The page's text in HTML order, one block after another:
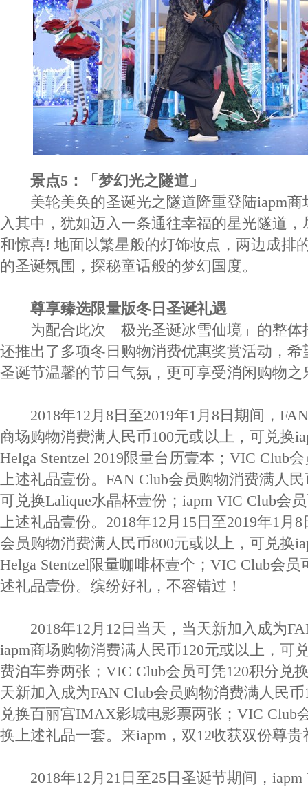
景点5：「梦幻光之隧道」
美轮美奂的圣诞光之隧道隆重登陆iapm商
入其中，犹如迈入一条通往幸福的星光隧道
和惊喜! 地面以繁星般的灯饰妆点，两边成排
的圣诞氛围，探秘童话般的梦幻国度。
尊享臻选限量版冬日圣诞礼遇
为配合此次「极光圣诞冰雪仙境」的整体
还推出了多项冬日购物消费优惠奖赏活动，
圣诞节温馨的节日气氛，更可享受消闲购物之
2018年12月8日至2019年1月8日期间，
商场购物消费满人民币100元或以上，可兑换
Helga Stentzel 2019限量台历壹本；VIC Club
上述礼品壹份。FAN Club会员购物消费满人
可兑换Lalique水晶杯壹份；iapm VIC Club会
上述礼品壹份。2018年12月15日至2019年1月
会员购物消费满人民币800元或以上，可兑换
Helga Stentzel限量咖啡杯壹个；VIC Club会员
述礼品壹份。缤纷好礼，不容错过！
2018年12月12日当天，当天新加入成为
iapm商场购物消费满人民币120元或以上，可
费泊车券两张；VIC Club会员可凭120积分兑
天新加入成为FAN Club会员购物消费满人民
兑换百丽宫IMAX影城电影票两张；VIC Club
换上述礼品一套。来iapm，双12收获双份尊贵
2018年12月21日至25日圣诞节期间，iapm